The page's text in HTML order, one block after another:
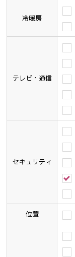
冷暖房
テレビ・通信
セキュリティ
位置